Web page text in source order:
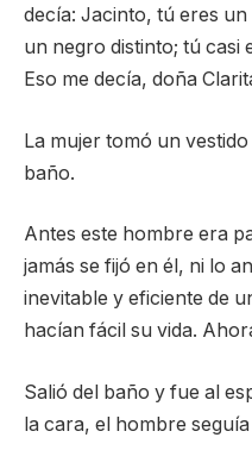
decía: Jacinto, tú eres
un negro distinto; tú
Eso me decía, doña
La mujer tomó un
baño.
Antes este hombre era
jamás se fijó en él, ni lo
inevitable y eficiente de
hacían fácil su vida.
Salió del baño y fue al
la cara, el hombre